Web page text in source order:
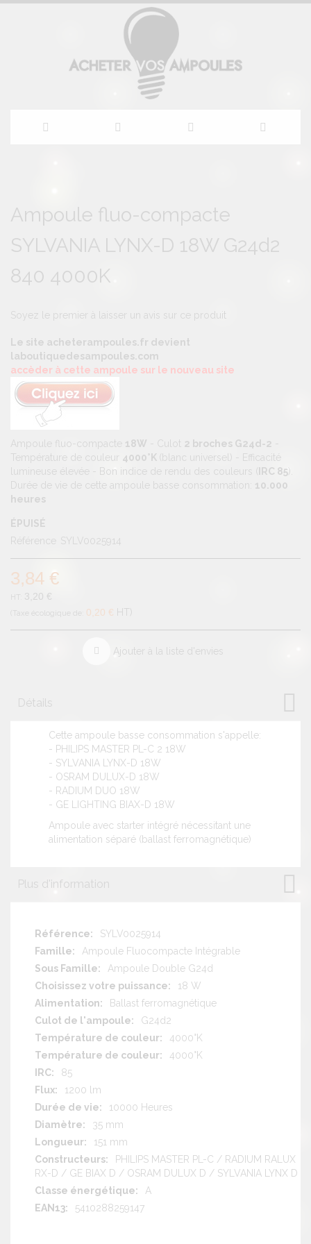
contenu
the
of
the
images
gallery
the
beginning
of
the
images
gallery
Ampoule fluo-compacte
SYLVANIA LYNX-D 18W G24d2
840 4000K
Soyez le premier à laisser un avis sur ce produit
Le site acheterampoules.fr devient
laboutiquedesampoules.com
accèder à cette ampoule sur le nouveau site
Ampoule fluo-compacte 18W - Culot 2 broches G24d-2 -
Température de couleur 4000°K (blanc universel) - Efficacité
lumineuse élevée - Bon indice de rendu des couleurs ( IRC 85).
Durée de vie de cette ampoule basse consommation: 10.000
heures
ÉPUISÉ
Référence SYLV0025914
3,84 €
3,20 €
0,20 € HT
Ajouter à la liste d'envies
Détails
Cette ampoule basse consommation s'appelle:
- PHILIPS MASTER PL-C 2 18W
- SYLVANIA LYNX-D 18W
- OSRAM DULUX-D 18W
- RADIUM DUO 18W
- GE LIGHTING BIAX-D 18W
Ampoule avec starter intégré nécessitant une
alimentation séparé (ballast ferromagnétique)
Plus d'information
Plus
d'information
SYLV0025914
Ampoule Fluocompacte Intégrable
Ampoule Double G24d
18 W
Ballast ferromagnétique
G24d2
4000°K
4000°K
85
1200 lm
10000 Heures
35 mm
151 mm
PHILIPS MASTER PL-C / RADIUM RALUX
RX-D / GE BIAX D / OSRAM DULUX D / SYLVANIA LYNX D
A
5410288259147